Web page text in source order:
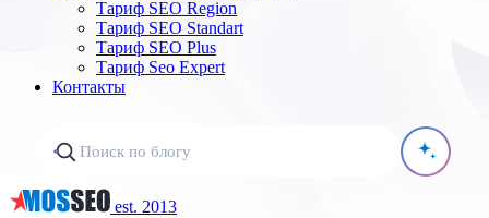
Тариф SEO Region
Тариф SEO Standart
Тариф SEO Plus
Тариф Seo Expert
Контакты
est. 2013